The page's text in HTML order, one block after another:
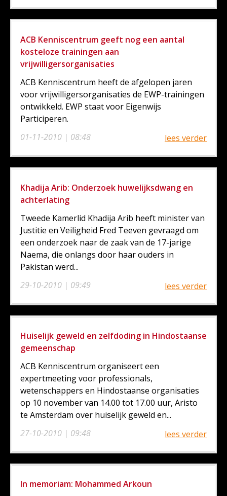
ACB Kenniscentrum geeft nog een aantal
kosteloze trainingen aan
vrijwilligersorganisaties
01-11-2010 | 08:48
ACB Kenniscentrum heeft de afgelopen jaren
voor vrijwilligersorganisaties de EWP-trainingen
ontwikkeld. EWP staat voor Eigenwijs
Participeren.
lees verder
Khadija Arib: Onderzoek huwelijksdwang en
achterlating
29-10-2010 | 09:49
Tweede Kamerlid Khadija Arib heeft minister van
Justitie en Veiligheid Fred Teeven gevraagd om
een onderzoek naar de zaak van de 17-jarige
Naema, die onlangs door haar ouders in
Pakistan werd...
lees verder
Huiselijk geweld en zelfdoding in Hindostaanse
gemeenschap
27-10-2010 | 09:48
ACB Kenniscentrum organiseert een
expertmeeting voor professionals,
wetenschappers en Hindostaanse organisaties
op 10 november van 14.00 tot 17.00 uur, Aristo
te Amsterdam over huiselijk geweld en...
lees verder
In memoriam: Mohammed Arkoun